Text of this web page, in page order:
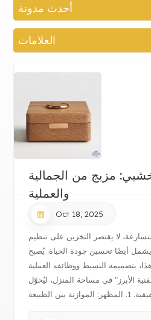
أحدث مدونة
العلامات
مزيج من الجمالية
والعملية
Oct 18, 2025
لا يقتصر التخزين على تنظيم
أيضًا تحسين جودة الحياة. يُصبح
بتصميمه البسيط ووظائفه العملية
الأبرز" في مساحة المنزل، ليُحوّل
التخزين اليومي إلى متعة حقيقية. 1. المظهر: الموازنة بين الطبيعة